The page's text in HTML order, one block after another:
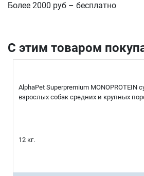
Более 2000 руб – бесплатно
С этим товаром
AlphaPet Superpremium MONOPROTEIN
взрослых собак средних и крупных
12 кг.